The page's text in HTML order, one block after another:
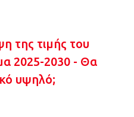
της τιμής του
2025-2030 - Θα
υψηλό;